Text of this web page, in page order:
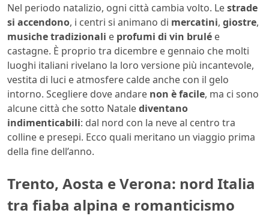
Nel periodo natalizio, ogni città cambia volto. Lestrade
si accendono, i centri si animano di mercatini, giostre,
musiche tradizionali e profumi di vin brulé e
castagne. È proprio tra dicembre e gennaio che molti
luoghi italiani rivelano la loro versione più incantevole,
vestita di luci e atmosfere calde anche con il gelo
intorno. Scegliere dove andare non è facile, ma ci sono
alcune città che sotto Natalediventano
indimenticabili: dal nord con la neve al centro tra
colline e presepi. Ecco quali meritano un viaggio prima
della fine dell’anno.
Trento, Aosta e Verona: nord Italia
tra fiaba alpina e romanticismo